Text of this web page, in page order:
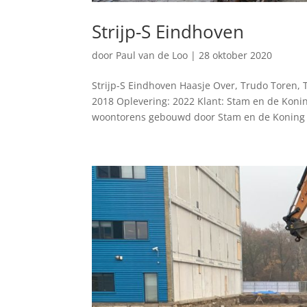
Strijp-S Eindhoven
door Paul van de Loo |28 oktober 2020
Strijp-S Eindhoven Haasje Over, Trudo
2018 Oplevering: 2022 Klant: Stam en de
woontorens gebouwd door Stam en de